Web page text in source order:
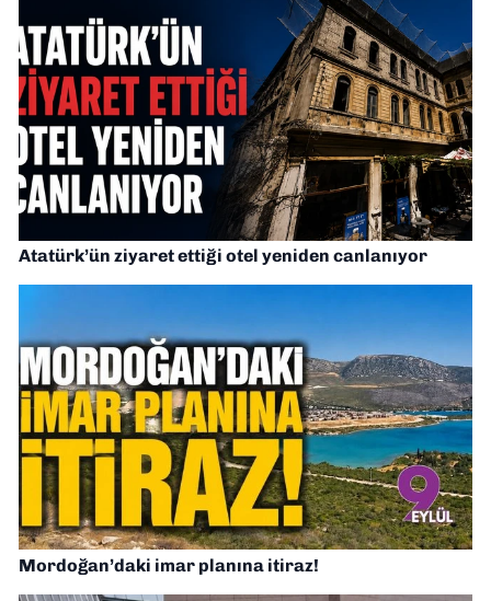
Atatürk’ün ziyaret ettiği otel yeniden canlanıyor
Mordoğan’daki imar planına itiraz!